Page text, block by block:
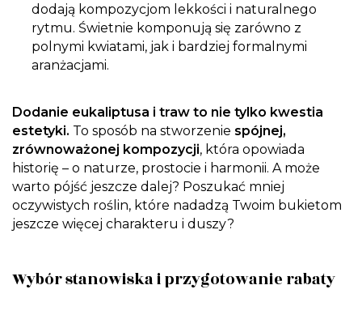
dodają kompozycjom lekkości i naturalnego
rytmu. Świetnie komponują się zarówno z
polnymi kwiatami, jak i bardziej formalnymi
aranżacjami.
Dodanie eukaliptusa i traw to nie tylko kwestia
estetyki. To sposób na stworzenie spójnej,
zrównoważonej kompozycji, która opowiada
historię – o naturze, prostocie i harmonii. A może
warto pójść jeszcze dalej? Poszukać mniej
oczywistych roślin, które nadadzą Twoim bukietom
jeszcze więcej charakteru i duszy?
Wybór stanowiska i przygotowanie rabaty